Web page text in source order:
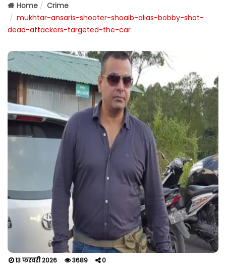
Home
Crime
mukhtar-ansaris-shooter-shoaib-alias-bobby-shot-
dead-attackers-targeted-the-car
13 फरवरी 2026 3689 0